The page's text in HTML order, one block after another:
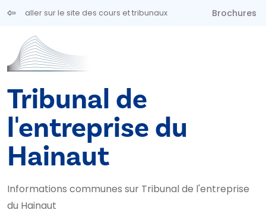
Aller au contenu principal
aller sur le site des cours et tribunaux Brochures
Tribunal de
l'entreprise du
Hainaut
Informations communes sur Tribunal de l'entreprise
du Hainaut